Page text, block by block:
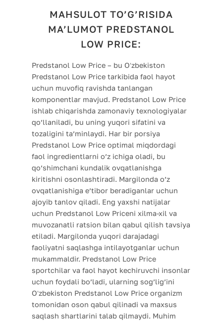
MAHSULOT TO’G’RISIDA
MA’LUMOT PREDSTANOL
LOW PRICE:
Predstanol Low Price – bu Oʻzbekiston
Predstanol Low Price tarkibida faol hayot
uchun muvofiq ravishda tanlangan
komponentlar mavjud. Predstanol Low Price
ishlab chiqarishda zamonaviy texnologiyalar
qo’llaniladi, bu uning yuqori sifatini va
tozaligini ta’minlaydi. Har bir porsiya
Predstanol Low Price optimal miqdordagi
faol ingredientlarni o’z ichiga oladi, bu
qo’shimchani kundalik ovqatlanishga
kiritishni osonlashtiradi. Margilonda o’z
ovqatlanishiga e’tibor beradiganlar uchun
ajoyib tanlov qiladi. Eng yaxshi natijalar
uchun Predstanol Low Priceni xilma-xil va
muvozanatli ratsion bilan qabul qilish tavsiya
etiladi. Margilonda yuqori darajadagi
faoliyatni saqlashga intilayotganlar uchun
mukammaldir. Predstanol Low Price
sportchilar va faol hayot kechiruvchi insonlar
uchun foydali bo’ladi, ularning sog’lig’ini
Oʻzbekiston Predstanol Low Price organizm
tomonidan oson qabul qilinadi va maxsus
saqlash shartlarini talab qilmaydi. Muhim